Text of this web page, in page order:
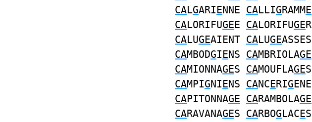
CALGARIENNE CALLIGRAMME
CALORIFUGEE CALORIFUGER
CALUGEAIENT CALUGEASSES
CAMBODGIENS CAMBRIOLAGE
CAMIONNAGES CAMOUFLAGES
CAMPIGNIENS CANCERIGENE
CAPITONNAGE CARAMBOLAGE
CARAVANAGES CARBOGLACES